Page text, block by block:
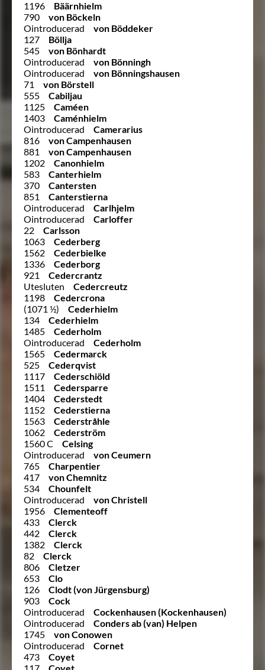
1196
Bäärnhielm
790
von Böckeln
Ointroducerad
von Böddeker
127
Böllja
545
von Bönhardt
Ointroducerad
von Bönningh
Ointroducerad
von Bönningshausen
71
von Börstell
555
Cabiljau
1125
Caméen
1403
Caménhielm
Ointroducerad
Camerarius
816
von Campenhausen
881
von Campenhausen
1202
Canonhielm
583
Canterhielm
370
Cantersten
851
Canterstierna
Ointroducerad
Carlhjelm
Ointroducerad
Carloffer
22
Carlsson
1063
Cederberg
1562
Cederbielke
1336
Cederborg
921
Cedercrantz
Utesluten
Cedercreutz
1198
Cedercrona
(1071 ½)
Cederhielm
134
Cederhielm
1485
Cederholm
Ointroducerad
Cederholm
1565
Cedermarck
525
Cederqvist
1117
Cederschiöld
1511
Cedersparre
1404
Cederstedt
1152
Cederstierna
1563
Cederstråhle
1062
Cederström
1560 C
Celsing
Ointroducerad
von Ceumern
765
Charpentier
417
von Chemnitz
534
Chounfelt
Ointroducerad
von Christell
1956
Clementeoff
433
Clerck
442
Clerck
1382
Clerck
82
Clerck
806
Cletzer
653
Clo
126
Clodt (von Jürgensburg)
903
Cock
Ointroducerad
Cockenhausen (Kockenhausen)
Ointroducerad
Conders ab (van) Helpen
1745
von Conowen
Ointroducerad
Cornet
473
Coyet